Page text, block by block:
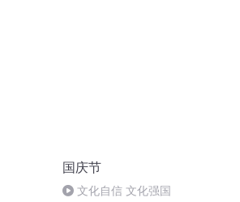
国庆节
文化自信 文化强国